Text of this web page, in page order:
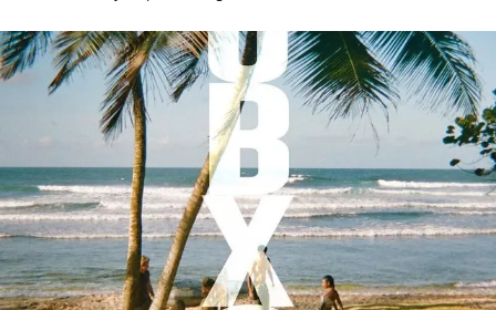
wordt deze keer namelijk niet voor een vrijdag gekozen,
maar voor een… woensdag.